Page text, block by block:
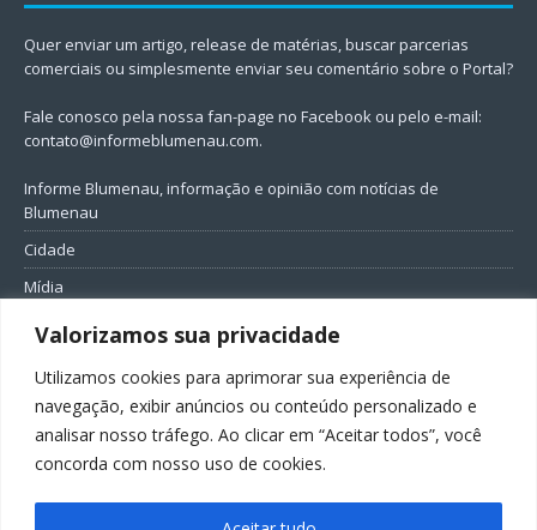
Valorizamos sua privacidade
Utilizamos cookies para aprimorar sua experiência de
navegação, exibir anúncios ou conteúdo personalizado e
analisar nosso tráfego. Ao clicar em “Aceitar todos”, você
concorda com nosso uso de cookies.
Quer enviar um artigo, release de matérias, buscar parcerias
comerciais ou simplesmente enviar seu comentário sobre o Portal?
Fale conosco pela nossa fan-page no Facebook ou pelo e-mail:
contato@informeblumenau.com.
Informe Blumenau, informação e opinião com notícias de
Blumenau
Cidade
Mídia
Entretenimento
Política